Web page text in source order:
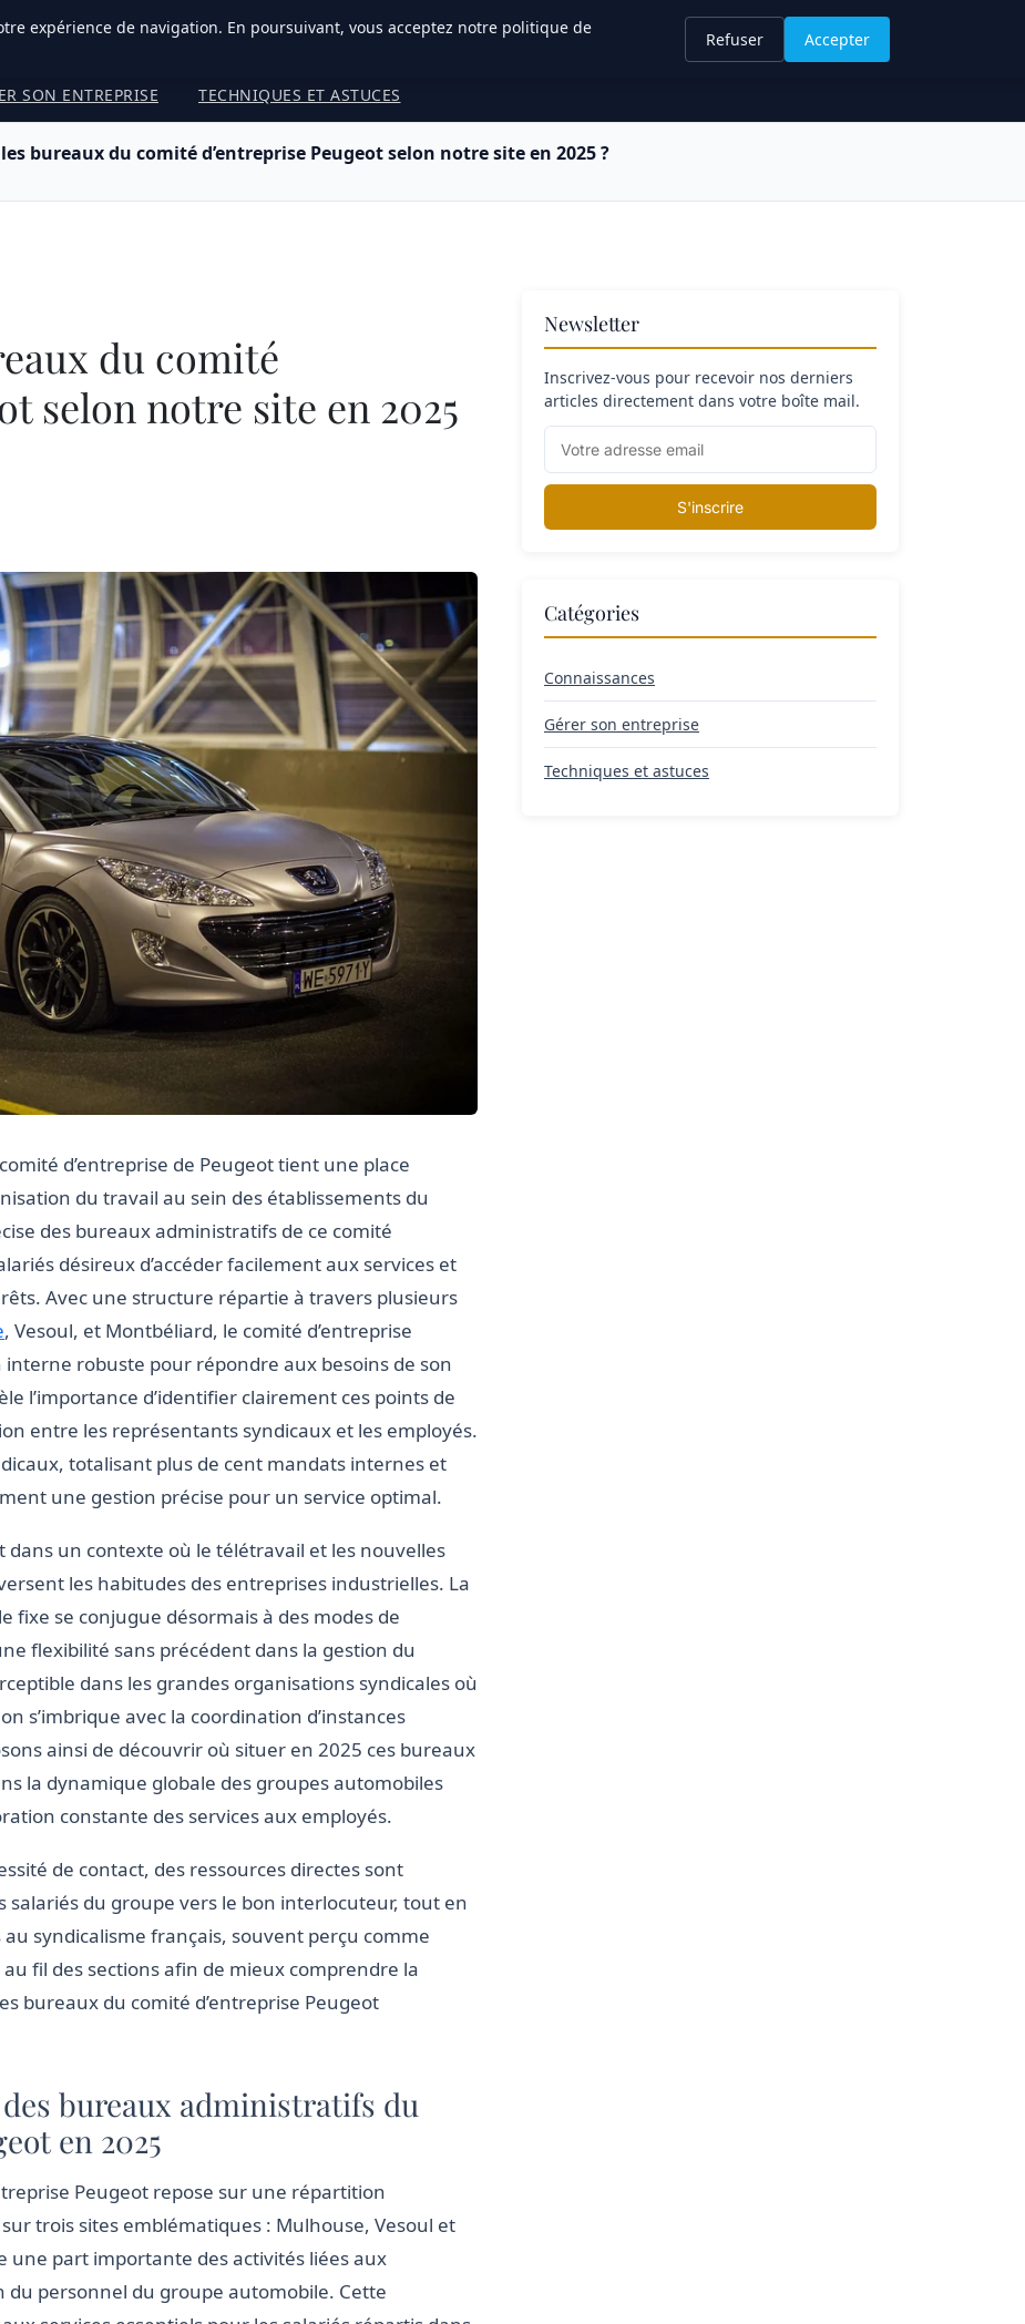
SON ENTREPRISE TECHNIQUES ET ASTUCES
bureaux du comité d’entreprise Peugeot selon notre site en 2025 ?
du comité
selon notre site en 2025
d’entreprise de Peugeot tient une place
du travail au sein des établissements du
des bureaux administratifs de ce comité
désireux d’accéder facilement aux services et
Avec une structure répartie à travers plusieurs
, Vesoul, et Montbéliard, le comité d’entreprise
interne robuste pour répondre aux besoins de son
l’importance d’identifier clairement ces points de
entre les représentants syndicaux et les employés.
totalisant plus de cent mandats internes et
une gestion précise pour un service optimal.
un contexte où le télétravail et les nouvelles
les habitudes des entreprises industrielles. La
fixe se conjugue désormais à des modes de
flexibilité sans précédent dans la gestion du
dans les grandes organisations syndicales où
s’imbrique avec la coordination d’instances
ainsi de découvrir où situer en 2025 ces bureaux
la dynamique globale des groupes automobiles
constante des services aux employés.
de contact, des ressources directes sont
du groupe vers le bon interlocuteur, tout en
syndicalisme français, souvent perçu comme
fil des sections afin de mieux comprendre la
bureaux du comité d’entreprise Peugeot
bureaux administratifs du
en 2025
Peugeot repose sur une répartition
trois sites emblématiques : Mulhouse, Vesoul et
une part importante des activités liées aux
du personnel du groupe automobile. Cette
Newsletter
Inscrivez-vous pour recevoir nos derniers
articles directement dans votre boîte mail.
S'inscrire
Catégories
Connaissances
Gérer son entreprise
Techniques et astuces
expérience de navigation. En poursuivant, vous acceptez notre politique de
Refuser Accepter